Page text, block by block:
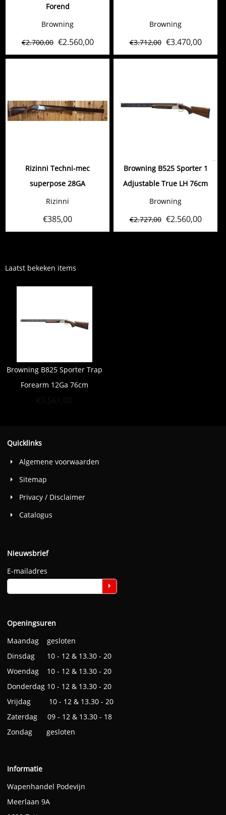
Forend
Browning
€2.700,00 €2.560,00
Browning
€3.712,00 €3.470,00
Rizinni Techni-mec
superpose 28GA
Rizinni
€385,00
Browning B525 Sporter 1
Adjustable True LH 76cm
Browning
€2.727,00 €2.560,00
Laatst bekeken items
Browning B825 Sporter Trap
Forearm 12Ga 76cm
Quicklinks
Algemene voorwaarden
Sitemap
Privacy / Disclaimer
Catalogus
Nieuwsbrief
E-mailadres
Openingsuren
Maandag gesloten
Dinsdag 10 - 12 & 13.30 - 20
Woendag 10 - 12 & 13.30 - 20
Donderdag 10 - 12 & 13.30 - 20
Vrijdag 10 - 12 & 13.30 - 20
Zaterdag 09 - 12 & 13.30 - 18
Zondag gesloten
Informatie
Wapenhandel Podevijn
Meerlaan 9A